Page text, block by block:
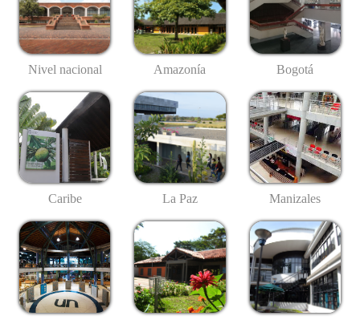
Nivel nacional Amazonía Bogotá
Caribe La Paz Manizales